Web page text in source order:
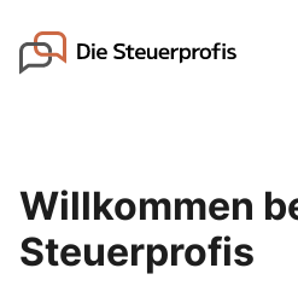
content
Go to landing page.
Willkommen
Steuerprofis